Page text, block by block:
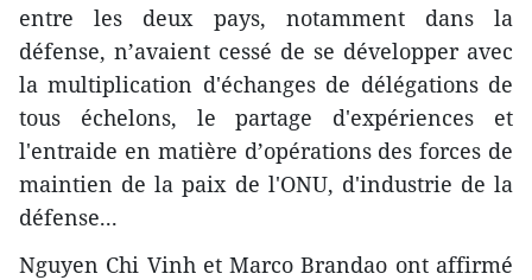
entre les deux pays, notamment dans la
défense, n’avaient cessé de se développer avec
la multiplication d'échanges de délégations de
tous échelons, le partage d'expériences et
l'entraide en matière d’opérations des forces de
maintien de la paix de l'ONU, d'industrie de la
défense...
Nguyen Chi Vinh et Marco Brandao ont affirmé